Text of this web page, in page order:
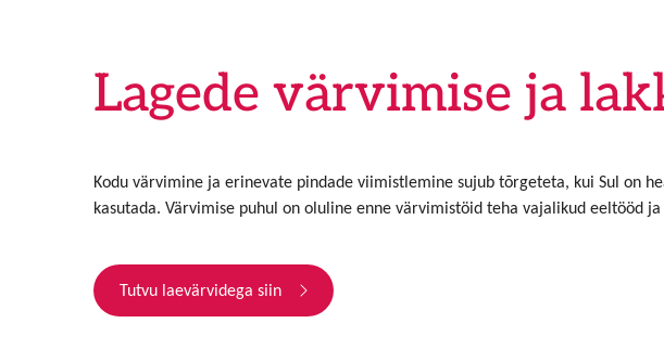
Lagede värvimise ja
Kodu värvimine ja erinevate pindade viimistlemine sujub tõrgeteta, kui Sul on
kasutada.Värvimise puhul on oluline enne värvimistöid teha vajalikud eeltööd
Tutvu laevärvidega siin